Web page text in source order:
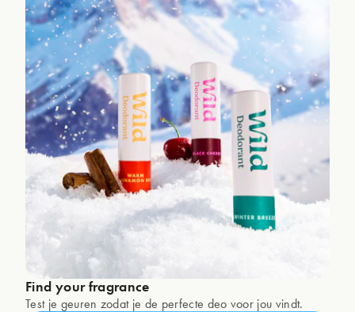
Find your fragrance
Test je geuren zodat je de perfecte deo voor jou vindt.